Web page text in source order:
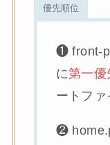
優先順位
❶ front-
に第一優
ートファ
❷